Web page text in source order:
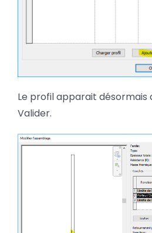
Le profil apparait désormais
Valider.